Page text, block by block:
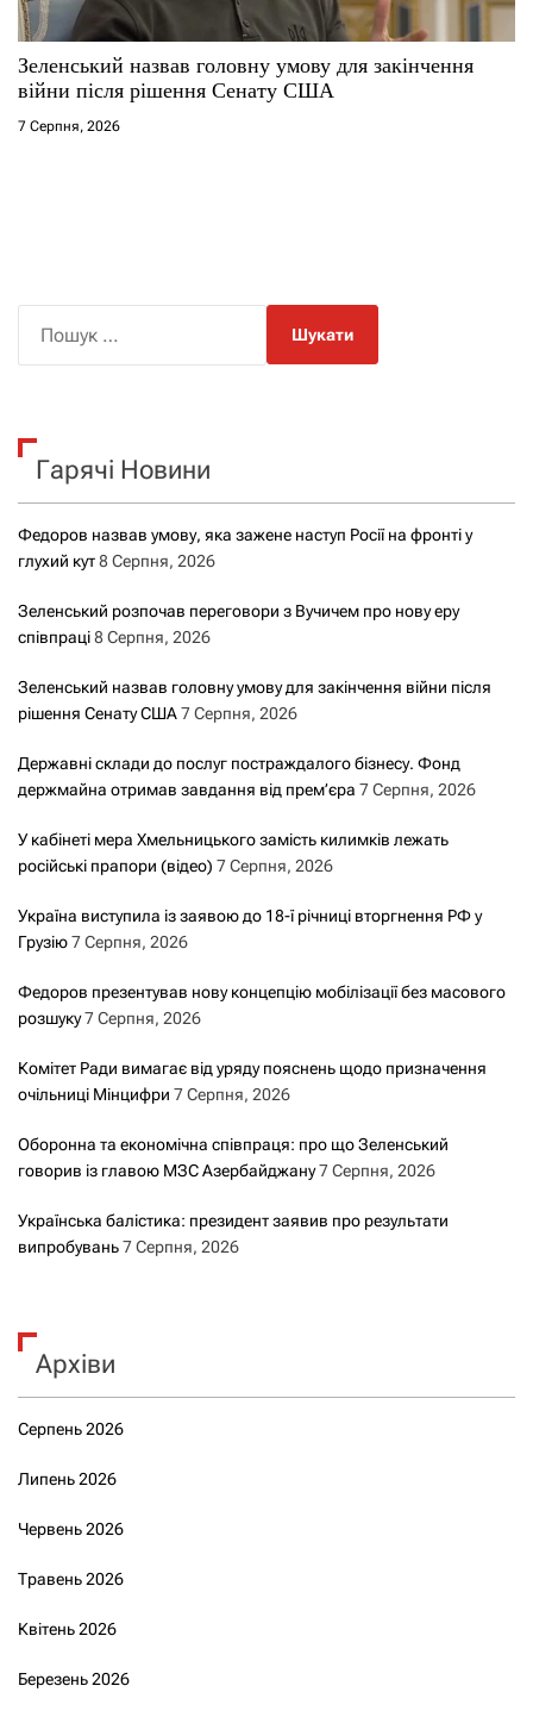
Зеленський назвав головну умову для закінчення
війни після рішення Сенату США
7 Серпня, 2026
к
Гарячі Новини
Федоров назвав умову, яка зажене наступ Росії на фронті у
глухий кут8 Серпня, 2026
Зеленський розпочав переговори з Вучичем про нову еру
співпраці8 Серпня, 2026
Зеленський назвав головну умову для закінчення війни після
рішення Сенату США7 Серпня, 2026
Державні склади до послуг постраждалого бізнесу. Фонд
держмайна отримав завдання від прем’єра 7 Серпня, 2026
У кабінеті мера Хмельницького замість килимків лежать
російські прапори (відео) 7 Серпня, 2026
Україна виступила із заявою до 18-ї річниці вторгнення РФ у
Грузію7 Серпня, 2026
Федоров презентував нову концепцію мобілізації без масового
розшуку7 Серпня, 2026
Комітет Ради вимагає від уряду пояснень щодо призначення
очільниці Мінцифри 7 Серпня, 2026
Оборонна та економічна співпраця: про що Зеленський
говорив із главою МЗС Азербайджану7 Серпня, 2026
Українська балістика: президент заявив про результати
випробувань7 Серпня, 2026
Архіви
Серпень 2026
Липень 2026
Червень 2026
Травень 2026
Квітень 2026
Березень 2026